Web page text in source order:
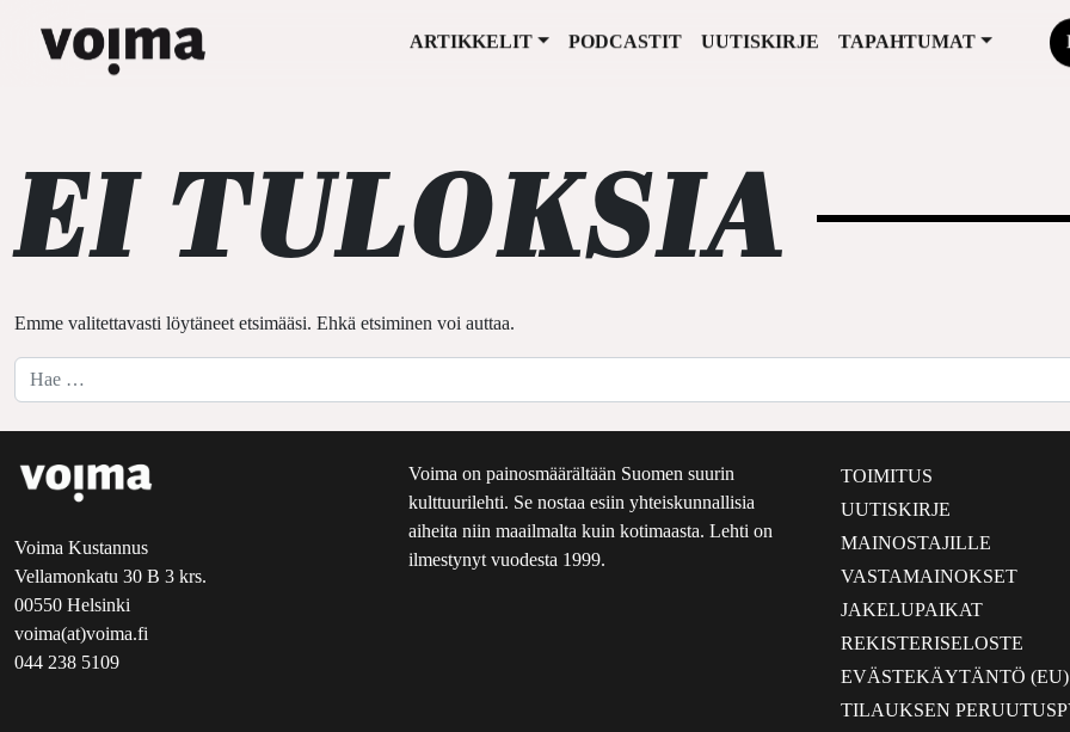
Päävalikko
ARTIKKELIT PODCASTIT UUTISKIRJE TAPAHTUMAT
EI TULOKSIA
Emme valitettavasti löytäneet etsimääsi. Ehkä etsiminen voi auttaa.
Hae:
Voima Kustannus
Vellamonkatu 30 B 3 krs.
00550 Helsinki
voima(at)voima.fi
044 238 5109
Voima on painosmäärältään Suomen suurin
kulttuurilehti. Se nostaa esiin yhteiskunnallisia
aiheita niin maailmalta kuin kotimaasta. Lehti on
ilmestynyt vuodesta 1999.
TOIMITUS
UUTISKIRJE
MAINOSTAJILLE
VASTAMAINOKSET
JAKELUPAIKAT
REKISTERISELOSTE
EVÄSTEKÄYTÄNTÖ (EU)
TILAUKSEN